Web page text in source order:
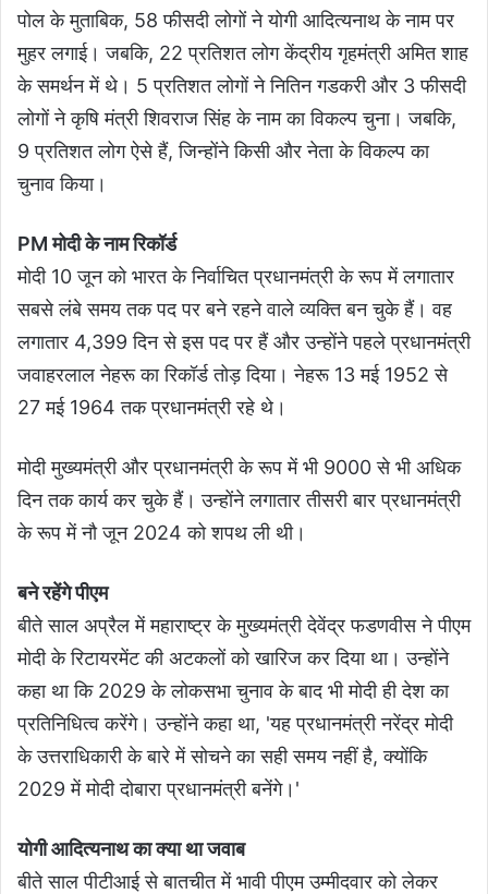
पोल के मुताबिक, 58 फीसदी लोगों ने योगी आदित्यनाथ के नाम पर
मुहर लगाई। जबकि, 22 प्रतिशत लोग केंद्रीय गृहमंत्री अमित शाह
के समर्थन में थे। 5 प्रतिशत लोगों ने नितिन गडकरी और 3 फीसदी
लोगों ने कृषि मंत्री शिवराज सिंह के नाम का विकल्प चुना। जबकि,
9 प्रतिशत लोग ऐसे हैं, जिन्होंने किसी और नेता के विकल्प का
चुनाव किया।
PM मोदी के नाम रिकॉर्ड
मोदी 10 जून को भारत के निर्वाचित प्रधानमंत्री के रूप में लगातार
सबसे लंबे समय तक पद पर बने रहने वाले व्यक्ति बन चुके हैं। वह
लगातार 4,399 दिन से इस पद पर हैं और उन्होंने पहले प्रधानमंत्री
जवाहरलाल नेहरू का रिकॉर्ड तोड़ दिया। नेहरू 13 मई 1952 से
27 मई 1964 तक प्रधानमंत्री रहे थे।
मोदी मुख्यमंत्री और प्रधानमंत्री के रूप में भी 9000 से भी अधिक
दिन तक कार्य कर चुके हैं। उन्होंने लगातार तीसरी बार प्रधानमंत्री
के रूप में नौ जून 2024 को शपथ ली थी।
बने रहेंगे पीएम
बीते साल अप्रैल में महाराष्ट्र के मुख्यमंत्री देवेंद्र फडणवीस ने पीएम
मोदी के रिटायरमेंट की अटकलों को खारिज कर दिया था। उन्होंने
कहा था कि 2029 के लोकसभा चुनाव के बाद भी मोदी ही देश का
प्रतिनिधित्व करेंगे। उन्होंने कहा था, 'यह प्रधानमंत्री नरेंद्र मोदी
के उत्तराधिकारी के बारे में सोचने का सही समय नहीं है, क्योंकि
2029 में मोदी दोबारा प्रधानमंत्री बनेंगे।'
योगी आदित्यनाथ का क्या था जवाब
बीते साल पीटीआई से बातचीत में भावी पीएम उम्मीदवार को लेकर